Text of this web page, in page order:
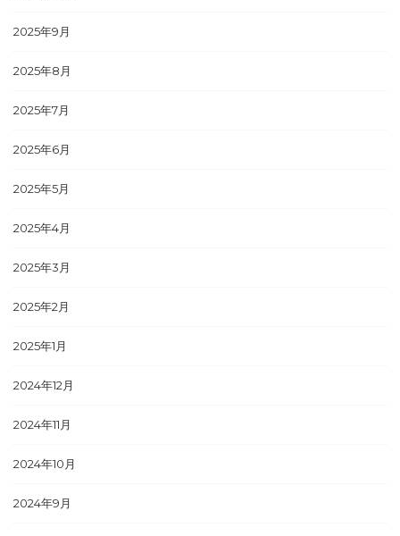
2025年9月
2025年8月
2025年7月
2025年6月
2025年5月
2025年4月
2025年3月
2025年2月
2025年1月
2024年12月
2024年11月
2024年10月
2024年9月